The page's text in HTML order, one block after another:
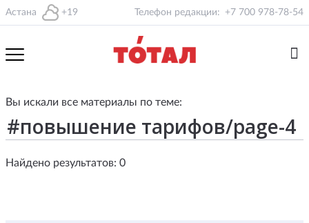
Астана +19 Телефон редакции: +7 700 978-78-54
Вы искали все материалы по теме:
Найдено результатов: 0